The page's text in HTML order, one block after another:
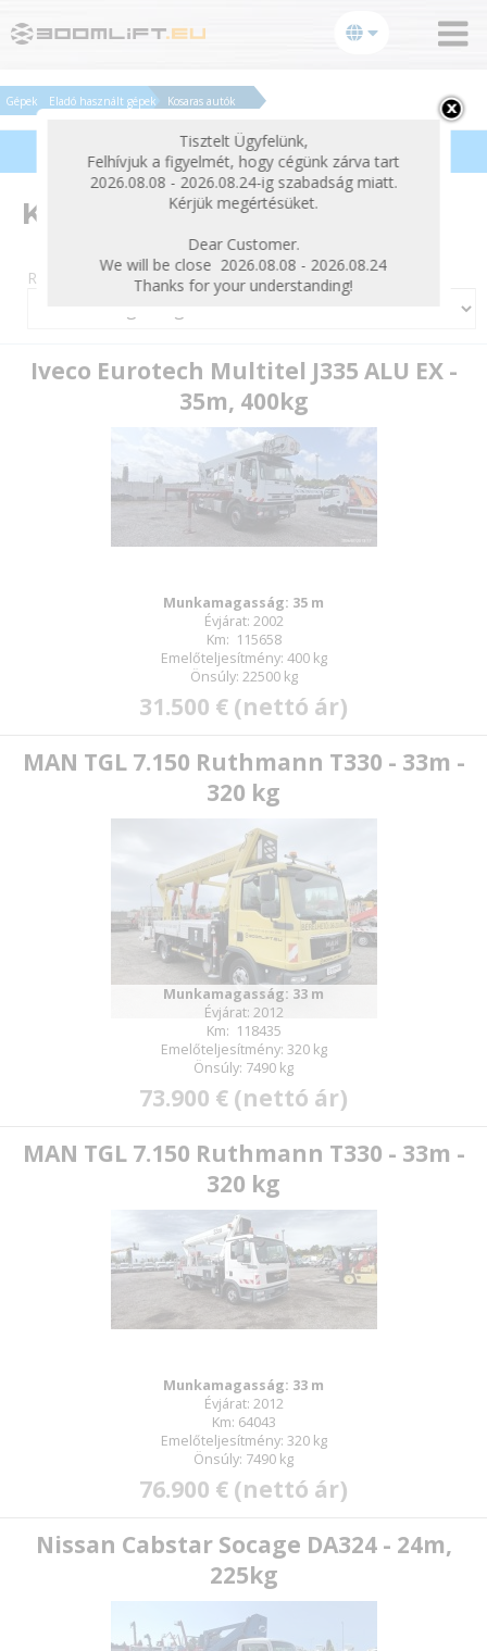
bezárás
Tisztelt Ügyfelünk,
Felhívjuk a figyelmét, hogy cégünk zárva tart
2026.08.08 - 2026.08.24-ig szabadság miatt.
Kérjük megértésüket.
Dear Customer.
We will be close 2026.08.08 - 2026.08.24
Thanks for your understanding!
Gépek Eladó használt gépek Kosaras autók
Termékek szűrése
Kosaras autók
Rendezés:
Iveco Eurotech Multitel J335 ALU EX -
35m, 400kg
Munkamagasság: 35 m
Évjárat: 2002
Km: 115658
Emelőteljesítmény: 400 kg
Önsúly: 22500 kg
31.500 € (nettó ár)
MAN TGL 7.150 Ruthmann T330 - 33m -
320 kg
Munkamagasság: 33 m
Évjárat: 2012
Km: 118435
Emelőteljesítmény: 320 kg
Önsúly: 7490 kg
73.900 € (nettó ár)
MAN TGL 7.150 Ruthmann T330 - 33m -
320 kg
Munkamagasság: 33 m
Évjárat: 2012
Km: 64043
Emelőteljesítmény: 320 kg
Önsúly: 7490 kg
76.900 € (nettó ár)
Nissan Cabstar Socage DA324 - 24m,
225kg